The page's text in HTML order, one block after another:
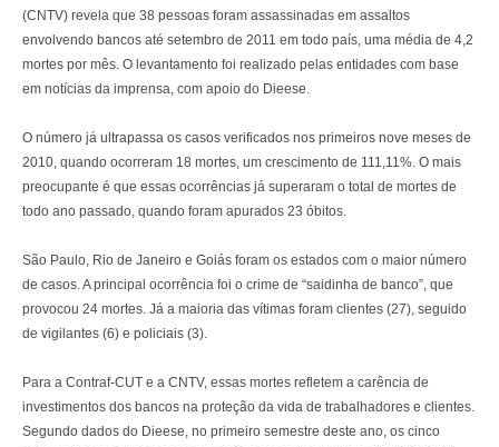
(CNTV) revela que 38 pessoas foram assassinadas em assaltos
envolvendo bancos até setembro de 2011 em todo país, uma média de 4,2
mortes por mês. O levantamento foi realizado pelas entidades com base
em notícias da imprensa, com apoio do Dieese.
O número já ultrapassa os casos verificados nos primeiros nove meses de
2010, quando ocorreram 18 mortes, um crescimento de 111,11%. O mais
preocupante é que essas ocorrências já superaram o total de mortes de
todo ano passado, quando foram apurados 23 óbitos.
São Paulo, Rio de Janeiro e Goiás foram os estados com o maior número
de casos. A principal ocorrência foi o crime de “saidinha de banco”, que
provocou 24 mortes. Já a maioria das vítimas foram clientes (27), seguido
de vigilantes (6) e policiais (3).
Para a Contraf-CUT e a CNTV, essas mortes refletem a carência de
investimentos dos bancos na proteção da vida de trabalhadores e clientes.
Segundo dados do Dieese, no primeiro semestre deste ano, os cinco